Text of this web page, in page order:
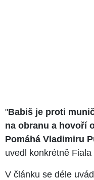
"Babiš je proti
na obranu a hovoří
Pomáhá Vladimiru
uvedl konkrétně
V článku se déle